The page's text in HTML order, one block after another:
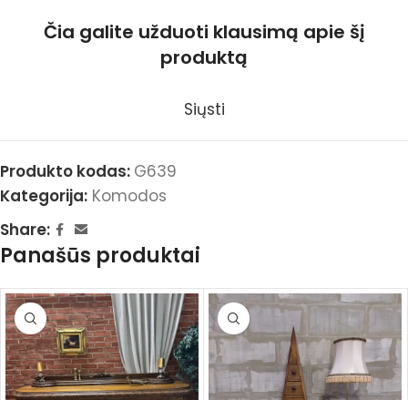
Čia galite užduoti klausimą apie šį
produktą
Siųsti
Produkto kodas: G639
Kategorija: Komodos
Share:
Panašūs produktai